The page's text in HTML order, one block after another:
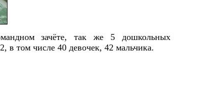
зачёте, так же 5 дошкольных
в том числе 40 девочек, 42 мальчика.